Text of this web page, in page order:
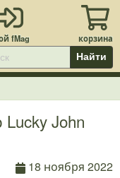
Найти
John
18 ноября 2022